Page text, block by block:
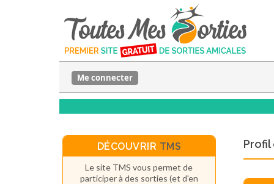
Me connecter
DÉCOUVRIR TMS
Le site TMS vous permet de
participer à des sorties (et d'en